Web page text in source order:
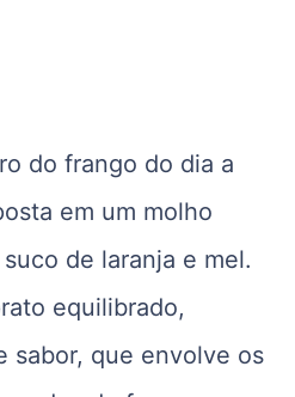
do frango do dia a
em um molho
de laranja e mel.
equilibrado,
sabor, que envolve os